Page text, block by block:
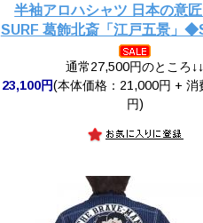
半袖アロハシャツ 日本の意
SURF 葛飾北斎「江戸五景」
通常27,500円のところ↓↓
23,100円(本体価格：21,000円 + 消
円)